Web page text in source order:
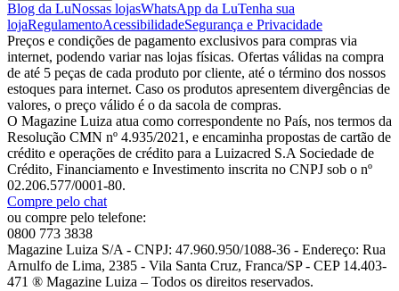
Blog da LuNossas lojasWhatsApp da LuTenha sua
lojaRegulamentoAcessibilidadeSegurança e Privacidade
Preços e condições de pagamento exclusivos para compras via
internet, podendo variar nas lojas físicas. Ofertas válidas na compra
de até 5 peças de cada produto por cliente, até o término dos nossos
estoques para internet. Caso os produtos apresentem divergências de
valores, o preço válido é o da sacola de compras.
O Magazine Luiza atua como correspondente no País, nos termos da
Resolução CMN nº 4.935/2021, e encaminha propostas de cartão de
crédito e operações de crédito para a Luizacred S.A Sociedade de
Crédito, Financiamento e Investimento inscrita no CNPJ sob o nº
02.206.577/0001-80.
Compre pelo chat
ou compre pelo telefone:
0800 773 3838
Magazine Luiza S/A - CNPJ: 47.960.950/1088-36 - Endereço: Rua
Arnulfo de Lima, 2385 - Vila Santa Cruz, Franca/SP - CEP 14.403-
471 ® Magazine Luiza – Todos os direitos reservados.